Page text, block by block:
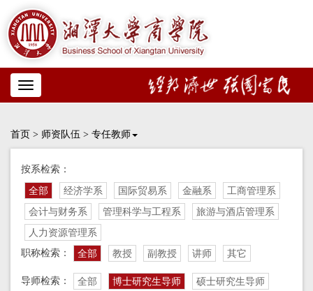
Toggle
navigation
首页 > 师资队伍 > 专任教师
按系检索：
全部 经济学系 国际贸易系 金融系
工商管理系
会计与财务系
管理科学与工程系
旅游与酒店管理系
人力资源管理系
职称检索：
全部 教授 副教授 讲师 其它
导师检索： 全部 博士研究生导师 硕士研究生导师